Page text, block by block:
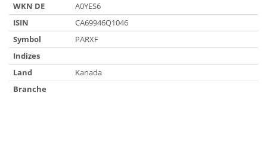
WKN DE
A0YES6
ISIN
CA69946Q1046
Symbol
PARXF
Indizes
Land
Kanada
Branche